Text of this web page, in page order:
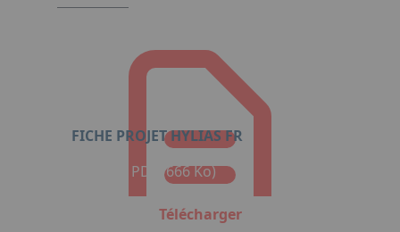
FICHE PROJET HYLIAS FR
Format : PDF (666 Ko)
Télécharger